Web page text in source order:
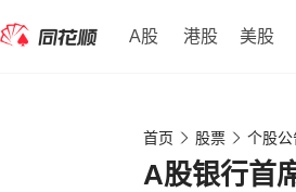
A股 港股 美股
首页 股票 个股公
A股银行首